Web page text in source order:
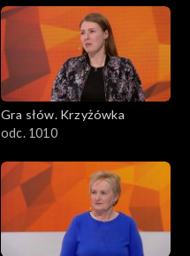
Gra słów. Krzyżówka
odc. 1010